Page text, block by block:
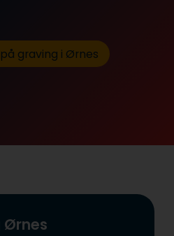
graving i Ørnes
Ørnes